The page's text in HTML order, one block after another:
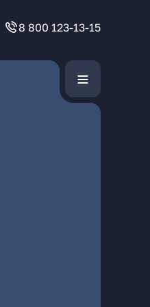
8 800 123-13-15